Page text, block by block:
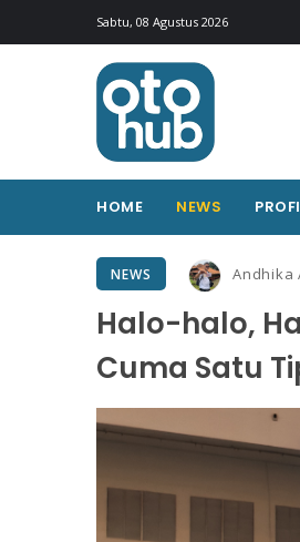
Sabtu, 08 Agustus 2026
HOME NEWS
NEWS Andhika
Halo-halo,
Cuma Satu